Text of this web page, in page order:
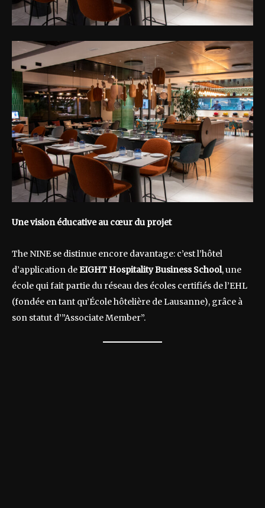
Une vision éducative au cœur du projet
The NINE se distinue encore davantage: c’est l’hôtel
d’application deEIGHT Hospitality Business School, une
école qui fait partie du réseau des écoles certifiés de l’EHL
(fondée en tant qu’École hôtelière de Lausanne), grâce à
son statut d’”Associate Member”.